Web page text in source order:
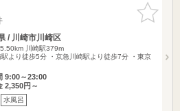
お気に入
りに追加
/ 川崎市川崎区
川崎駅379m
駅より徒歩5分 ・京急川崎駅より徒歩7分 ・東京
9:00～23:00
2,350円～
水風呂